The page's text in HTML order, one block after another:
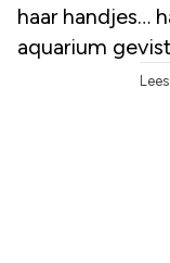
haar handjes…
aquarium